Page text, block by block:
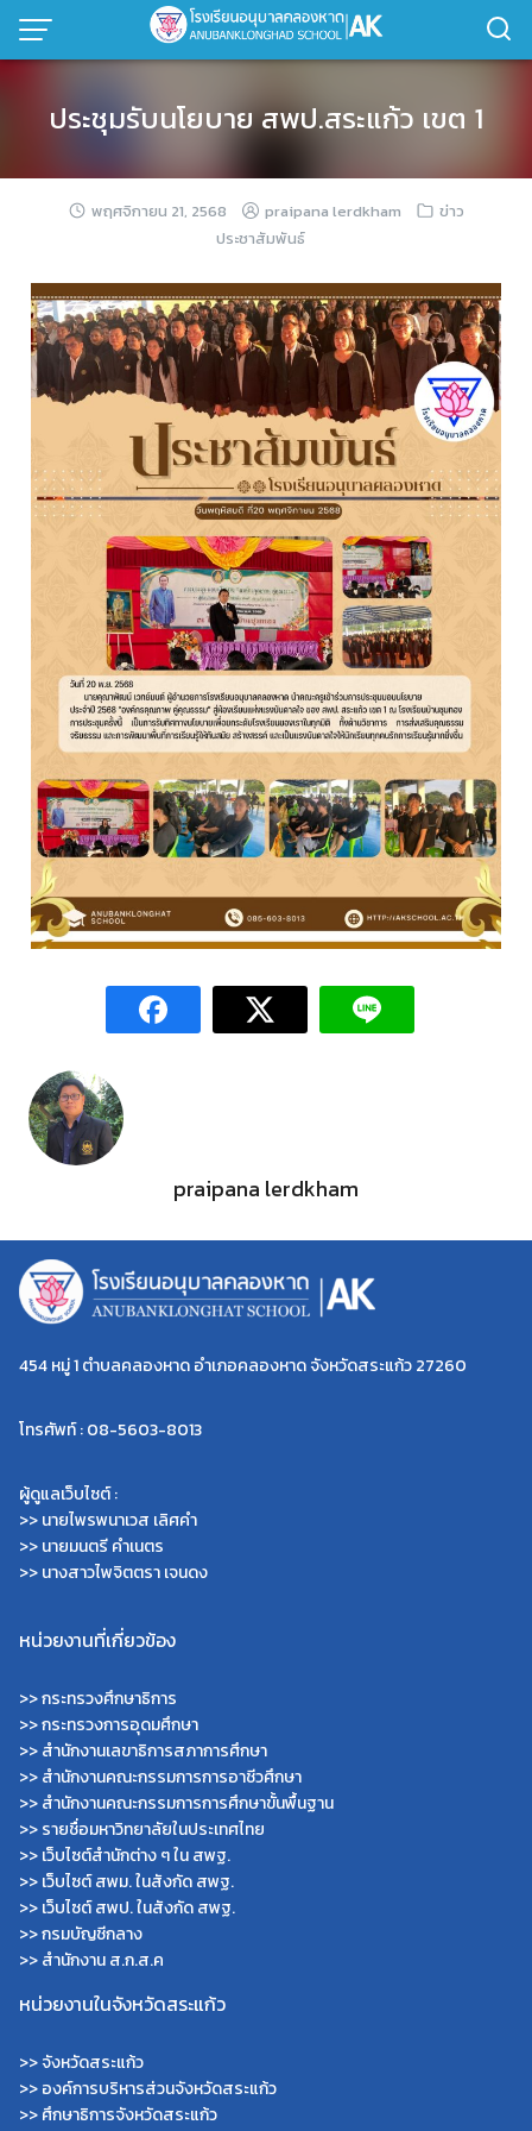
ประชุมรับนโยบาย สพป.สระแก้ว เขต 1
พฤศจิกายน 21, 2568 praipana lerdkham
ข่าว
ประชาสัมพันธ์
praipana lerdkham
454 หมู่ 1 ตำบลคลองหาด อำเภอคลองหาด จังหวัดสระแก้ว 27260
โทรศัพท์ : 08-5603-8013
ผู้ดูแลเว็บไซต์ :
>> นายไพรพนาเวส เลิศคำ
>> นายมนตรี คำเนตร
>> นางสาวไพจิตตรา เจนดง
หน่วยงานที่เกี่ยวข้อง
>>กระทรวงศึกษาธิการ
>>กระทรวงการอุดมศึกษา
>>สำนักงานเลขาธิการสภาการศึกษา
>>สำนักงานคณะกรรมการการอาชีวศึกษา
>>สำนักงานคณะกรรมการการศึกษาขั้นพื้นฐาน
>>รายชื่อมหาวิทยาลัยในประเทศไทย
>>เว็บไซต์สำนักต่าง ๆ ใน สพฐ.
>>เว็บไซต์ สพม. ในสังกัด สพฐ.
>>เว็บไซต์ สพป. ในสังกัด สพฐ.
>>กรมบัญชีกลาง
>>สำนักงาน ส.ก.ส.ค
หน่วยงานในจังหวัดสระแก้ว
>>จังหวัดสระแก้ว
>>องค์การบริหารส่วนจังหวัดสระแก้ว
>>ศึกษาธิการจังหวัดสระแก้ว